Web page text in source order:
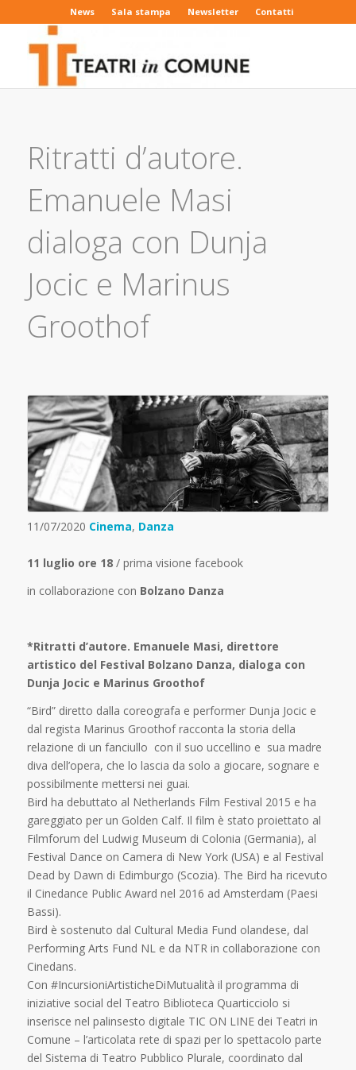
News Sala stampa Newsletter Contatti
Ritratti d’autore.
Emanuele Masi
dialoga con Dunja
Jocic e Marinus
Groothof
11/07/2020 Cinema, Danza
11 luglio ore 18/ prima visione facebook
in collaborazione con Bolzano Danza
*Ritratti d’autore. Emanuele Masi, direttore
artistico del Festival Bolzano Danza, dialoga con
Dunja Jocic e Marinus Groothof
“Bird” diretto dalla coreografa e performer Dunja Jocic e
dal regista Marinus Groothof racconta la storia della
relazione di un fanciullo con il suo uccellino e sua madre
diva dell’opera, che lo lascia da solo a giocare, sognare e
possibilmente mettersi nei guai.
Bird ha debuttato al Netherlands Film Festival 2015 e ha
gareggiato per un Golden Calf. Il film è stato proiettato al
Filmforum del Ludwig Museum di Colonia (Germania), al
Festival Dance on Camera di New York (USA) e al Festival
Dead by Dawn di Edimburgo (Scozia). The Bird ha ricevuto
il Cinedance Public Award nel 2016 ad Amsterdam (Paesi
Bassi).
Bird è sostenuto dal Cultural Media Fund olandese, dal
Performing Arts Fund NL e da NTR in collaborazione con
Cinedans.
Con #IncursioniArtisticheDiMutualità il programma di
iniziative social del Teatro Biblioteca Quarticciolo si
inserisce nel palinsesto digitale TIC ON LINE dei Teatri in
Comune – l’articolata rete di spazi per lo spettacolo parte
del Sistema di Teatro Pubblico Plurale, coordinato dal